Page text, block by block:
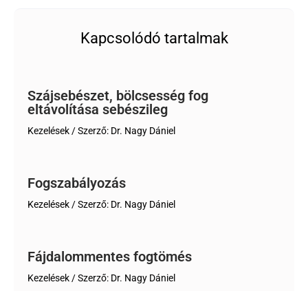
Kapcsolódó tartalmak
Szájsebészet, bölcsesség fog
eltávolítása sebészileg
Kezelések / Szerző: Dr. Nagy Dániel
Fogszabályozás
Kezelések / Szerző: Dr. Nagy Dániel
Fájdalommentes fogtömés
Kezelések / Szerző: Dr. Nagy Dániel